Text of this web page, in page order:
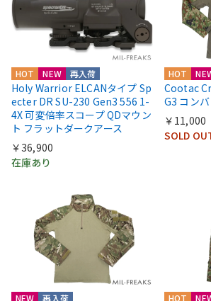
HOT NEW 再入荷
Holy Warrior ELCANタイプ Sp
ecter DR SU-230 Gen3 556 1-
4X 可変倍率スコープ QDマウン
ト フラットダークアース
￥36,900
在庫あり
HOT
Cootac
G3 コン
￥11,000
SOLD
NEW 再入荷 HOT